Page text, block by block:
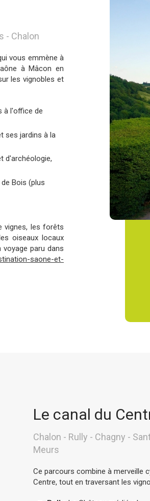
- Chalon
vous emmène à
à Mâcon en
les vignobles et
à l'office de
ses jardins à la
d'archéologie,
Bois (plus
vignes, les forêts
oiseaux locaux
paru dans
saone-et-
Le canal du
Chalon - Rully - Chagny -
Meurs
Ce parcours combine à merveille
Centre, tout en traversant les